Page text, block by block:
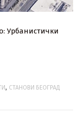
Урбанистички
, СТАНОВИ БЕОГРАД